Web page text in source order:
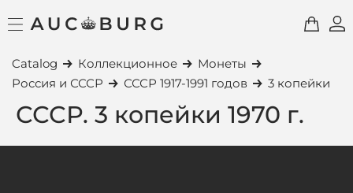
Catalog Коллекционное
Монеты
Россия и СССР
СССР 1917-1991 годов 3 копейки
СССР. 3 копейки 1970 г.